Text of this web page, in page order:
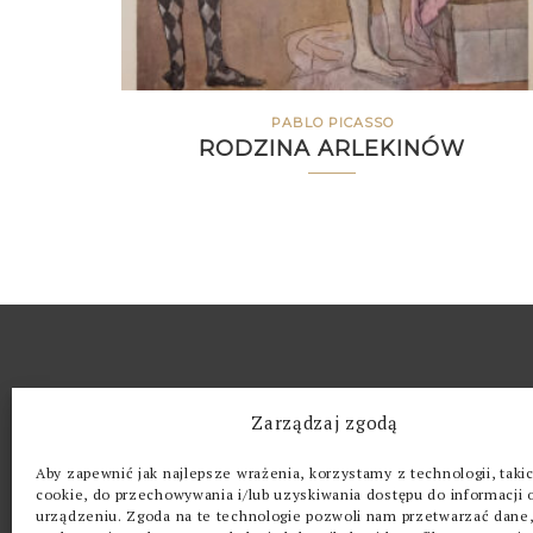
Zarządzaj zgodą
Aby zapewnić jak najlepsze wrażenia, korzystamy z technologii,
cookie, do przechowywania i/lub uzyskiwania dostępu do informacji
urządzeniu. Zgoda na te technologie pozwoli nam przetwarzać
PABLO PICASSO
RODZINA ARLEKINÓW
Kwintesencja (z łac. quinta essentia, dosł.
eteryczne tworzywo ciał niebieskich –
żywioł (obok ziemi, ognia, wody i powietrza).